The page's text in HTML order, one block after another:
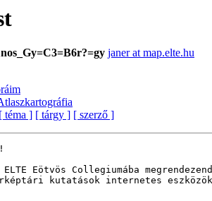
janer at map.elte.hu
[ téma ] [ tárgy ] [ szerző ]
Eötvös Collegiumába
kutatások internetes